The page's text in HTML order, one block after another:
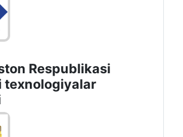
Respublikasi
texnologiyalar